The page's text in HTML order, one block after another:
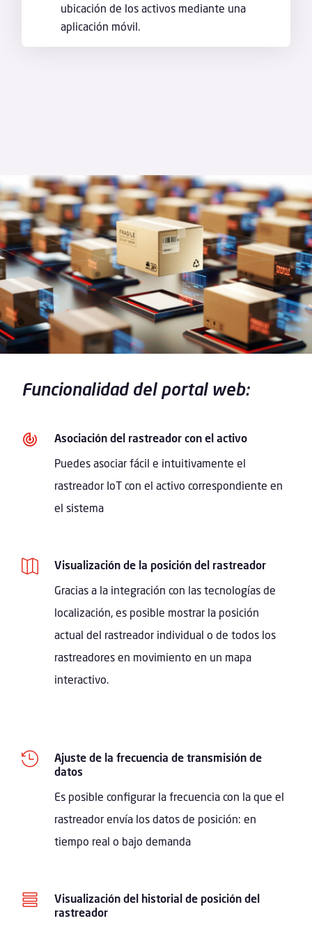
ubicación de los activos mediante una
aplicación móvil.
Funcionalidad del portal web:
Asociación del rastreador con el activo
Puedes asociar fácil e intuitivamente el
rastreador IoT con el activo correspondiente en
el sistema

Visualización de la posición del rastreador
Gracias a la integración con las tecnologías de
localización, es posible mostrar la posición
actual del rastreador individual o de todos los
rastreadores en movimiento en un mapa
interactivo.

Ajuste de la frecuencia de transmisión de
datos
Es posible configurar la frecuencia con la que el
rastreador envía los datos de posición: en
tiempo real o bajo demanda

Visualización del historial de posición del
rastreador